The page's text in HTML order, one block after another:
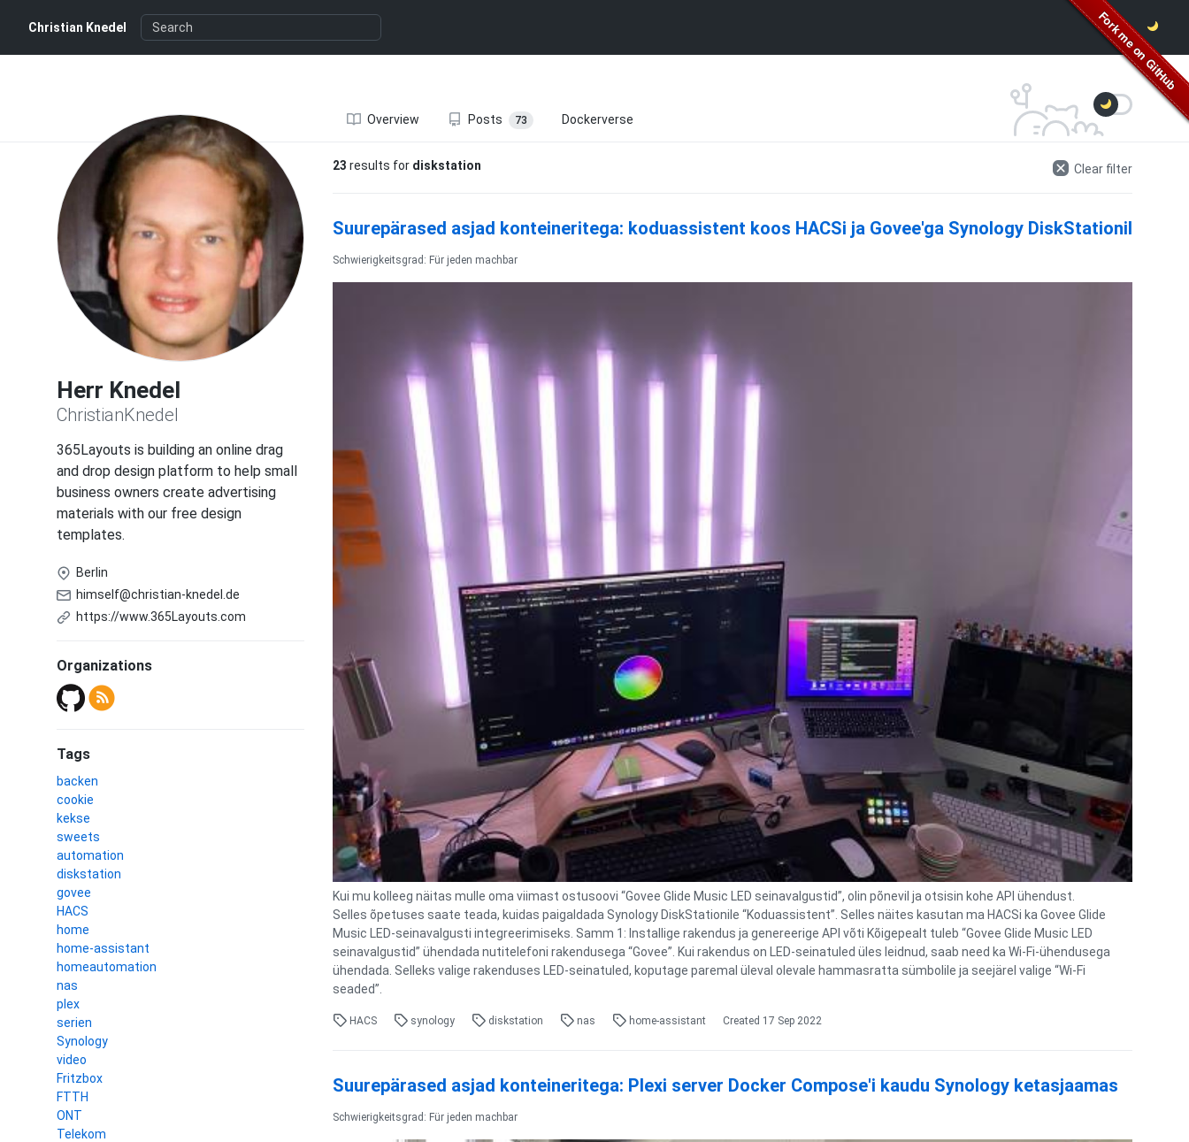
Christian Knedel
Overview Posts 73 Dockerverse
Herr Knedel
Herr Knedel
ChristianKnedel
365Layouts is building an online drag
and drop design platform to help small
business owners create advertising
materials with our free design
templates.
Berlin
himself@christian-knedel.de
https://www.365Layouts.com
Organizations
Tags
backen
cookie
kekse
sweets
automation
diskstation
govee
HACS
home
home-assistant
homeautomation
nas
plex
serien
Synology
video
Fritzbox
FTTH
ONT
Telekom
23 results for diskstation Clear filter
Suurepärased asjad konteineritega: koduassistent koos HACSi ja Govee'ga Synology DiskStationil
Schwierigkeitsgrad: Für jeden machbar
Kui mu kolleeg näitas mulle oma viimast ostusoovi “Govee Glide Music LED seinavalgustid”, olin põnevil ja otsisin kohe API ühendust.
Selles õpetuses saate teada, kuidas paigaldada Synology DiskStationile “Koduassistent”. Selles näites kasutan ma HACSi ka Govee Glide
Music LED-seinavalgusti integreerimiseks. Samm 1: Installige rakendus ja genereerige API võti Kõigepealt tuleb “Govee Glide Music LED
seinavalgustid” ühendada nutitelefoni rakendusega “Govee”. Kui rakendus on LED-seinatuled üles leidnud, saab need ka Wi-Fi-ühendusega
ühendada. Selleks valige rakenduses LED-seinatuled, koputage paremal üleval olevale hammasratta sümbolile ja seejärel valige “Wi-Fi
seaded”.
HACS synology diskstation nas home-assistant Created 17 Sep 2022
Suurepärased asjad konteineritega: Plexi server Docker Compose'i kaudu Synology ketasjaamas
Schwierigkeitsgrad: Für jeden machbar